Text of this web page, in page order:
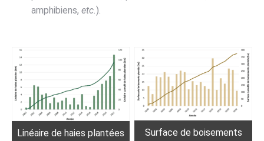
amphibiens, etc.).
Linéaire de haies plantées
Surface de boisements